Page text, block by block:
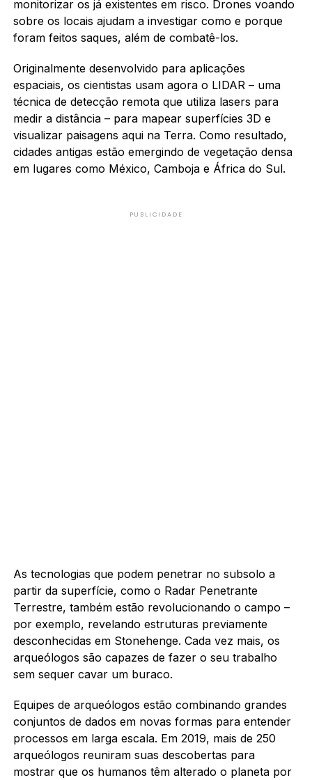
monitorizar os já existentes em risco. Drones voando
sobre os locais ajudam a investigar como e porque
foram feitos saques, além de combatê-los.
Originalmente desenvolvido para aplicações
espaciais, os cientistas usam agora o LIDAR – uma
técnica de detecção remota que utiliza lasers para
medir a distância – para mapear superfícies 3D e
visualizar paisagens aqui na Terra. Como resultado,
cidades antigas estão emergindo de vegetação densa
em lugares como México, Camboja e África do Sul.
PUBLICIDADE
As tecnologias que podem penetrar no subsolo a
partir da superfície, como o Radar Penetrante
Terrestre, também estão revolucionando o campo –
por exemplo, revelando estruturas previamente
desconhecidas em Stonehenge. Cada vez mais, os
arqueólogos são capazes de fazer o seu trabalho
sem sequer cavar um buraco.
Equipes de arqueólogos estão combinando grandes
conjuntos de dados em novas formas para entender
processos em larga escala. Em 2019, mais de 250
arqueólogos reuniram suas descobertas para
mostrar que os humanos têm alterado o planeta por